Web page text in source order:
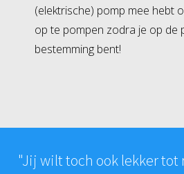
(elektrische) pomp mee hebt
op te pompen zodra je op de
bestemming bent!
"Jij wilt toch ook lekker tot